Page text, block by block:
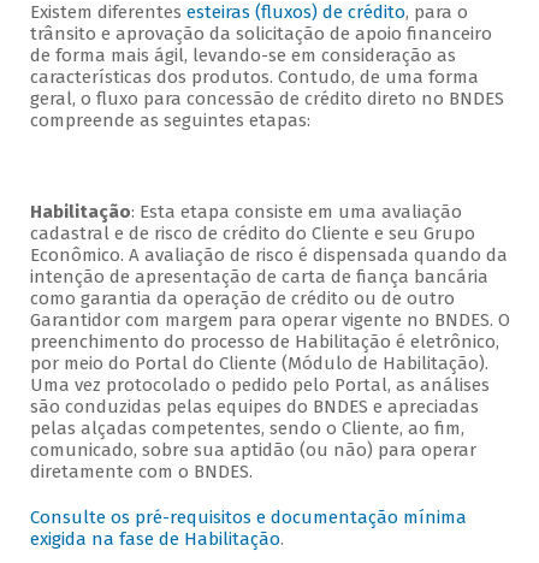
Existem diferentes esteiras (fluxos) de crédito, para o
trânsito e aprovação da solicitação de apoio financeiro
de forma mais ágil, levando-se em consideração as
características dos produtos. Contudo, de uma forma
geral, o fluxo para concessão de crédito direto no BNDES
compreende as seguintes etapas:
Habilitação: Esta etapa consiste em uma avaliação
cadastral e de risco de crédito do Cliente e seu Grupo
Econômico. A avaliação de risco é dispensada quando da
intenção de apresentação de carta de fiança bancária
como garantia da operação de crédito ou de outro
Garantidor com margem para operar vigente no BNDES. O
preenchimento do processo de Habilitação é eletrônico,
por meio do Portal do Cliente (Módulo de Habilitação).
Uma vez protocolado o pedido pelo Portal, as análises
são conduzidas pelas equipes do BNDES e apreciadas
pelas alçadas competentes, sendo o Cliente, ao fim,
comunicado, sobre sua aptidão (ou não) para operar
diretamente com o BNDES.
Consulte os pré-requisitos e documentação mínima
exigida na fase de Habilitação.